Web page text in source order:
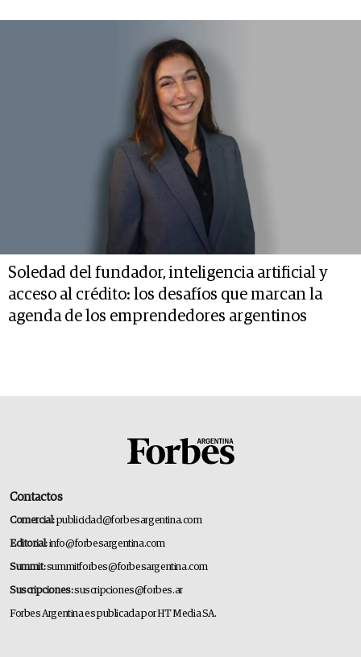
Soledad del fundador, inteligencia artificial y
acceso al crédito: los desafíos que marcan la
agenda de los emprendedores argentinos
Contactos
Comercial:publicidad@forbesargentina.com
Editorial:info@forbesargentina.com
Summit:summitforbes@forbesargentina.com
Suscripciones:suscripciones@forbes.ar
Forbes Argentina es publicada por HT Media SA.